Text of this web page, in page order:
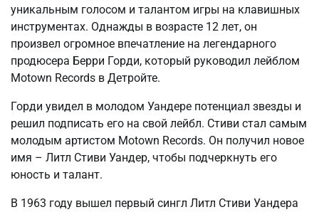
уникальным голосом и талантом игры на клавишных
инструментах. Однажды в возрасте 12 лет, он
произвел огромное впечатление на легендарного
продюсера Берри Горди, который руководил лейблом
Motown Records в Детройте.
Горди увидел в молодом Уандере потенциал звезды и
решил подписать его на свой лейбл. Стиви стал самым
молодым артистом Motown Records. Он получил новое
имя – Литл Стиви Уандер, чтобы подчеркнуть его
юность и талант.
В 1963 году вышел первый сингл Литл Стиви Уандера